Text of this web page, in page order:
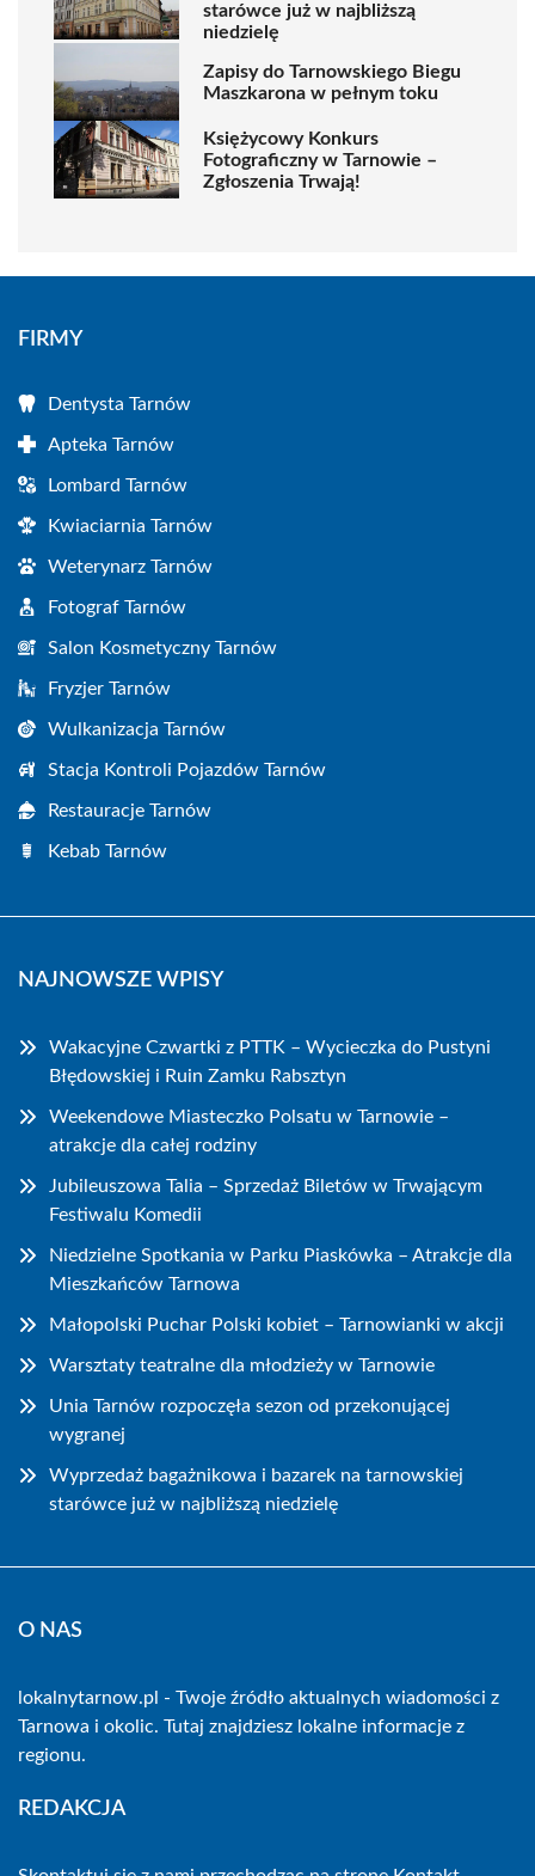
starówce już w najbliższą
niedzielę
Zapisy do Tarnowskiego Biegu
Maszkarona w pełnym toku
Księżycowy Konkurs
Fotograficzny w Tarnowie –
Zgłoszenia Trwają!
FIRMY
Dentysta Tarnów
Apteka Tarnów
Lombard Tarnów
Kwiaciarnia Tarnów
Weterynarz Tarnów
Fotograf Tarnów
Salon Kosmetyczny Tarnów
Fryzjer Tarnów
Wulkanizacja Tarnów
Stacja Kontroli Pojazdów Tarnów
Restauracje Tarnów
Kebab Tarnów
NAJNOWSZE WPISY
Wakacyjne Czwartki z PTTK – Wycieczka do Pustyni
Błędowskiej i Ruin Zamku Rabsztyn
Weekendowe Miasteczko Polsatu w Tarnowie –
atrakcje dla całej rodziny
Jubileuszowa Talia – Sprzedaż Biletów w Trwającym
Festiwalu Komedii
Niedzielne Spotkania w Parku Piaskówka – Atrakcje dla
Mieszkańców Tarnowa
Małopolski Puchar Polski kobiet – Tarnowianki w akcji
Warsztaty teatralne dla młodzieży w Tarnowie
Unia Tarnów rozpoczęła sezon od przekonującej
wygranej
Wyprzedaż bagażnikowa i bazarek na tarnowskiej
starówce już w najbliższą niedzielę
O NAS
lokalnytarnow.pl - Twoje źródło aktualnych wiadomości z
Tarnowa i okolic. Tutaj znajdziesz lokalne informacje z
regionu.
REDAKCJA